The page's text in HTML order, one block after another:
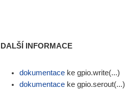
DALŠÍ INFORMACE
dokumentace ke gpio.write(...)
dokumentace ke gpio.serout(...)